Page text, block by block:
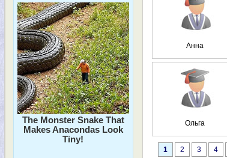
The Monster Snake That
Makes Anacondas Look
Tiny!
Анна
Ольга
1 2 3 4